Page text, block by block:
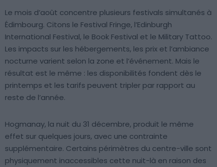
Le mois d’août concentre plusieurs festivals simultanés à
Édimbourg. Citons le Festival Fringe, l’Edinburgh
International Festival, le Book Festival et le Military Tattoo.
Les impacts sur les hébergements, les prix et l’ambiance
nocturne varient selon la zone et l’événement. Mais le
résultat est le même : les disponibilités fondent dès le
printemps et les tarifs peuvent tripler par rapport au
reste de l’année.
Hogmanay, la nuit du 31 décembre, produit le même
effet sur quelques jours, avec une contrainte
supplémentaire. Certains périmètres du centre-ville sont
physiquement inaccessibles cette nuit-là en raison des